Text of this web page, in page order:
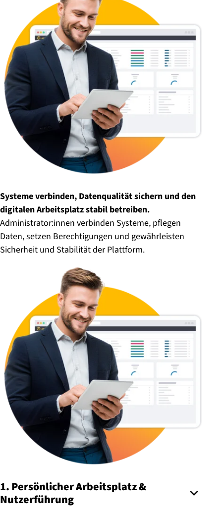
Systeme verbinden, Datenqualität sichern und den
digitalen Arbeitsplatz stabil betreiben.
Administrator:innen verbinden Systeme, pflegen
Daten, setzen Berechtigungen und gewährleisten
Sicherheit und Stabilität der Plattform.
1. Persönlicher Arbeitsplatz &
Nutzerführung